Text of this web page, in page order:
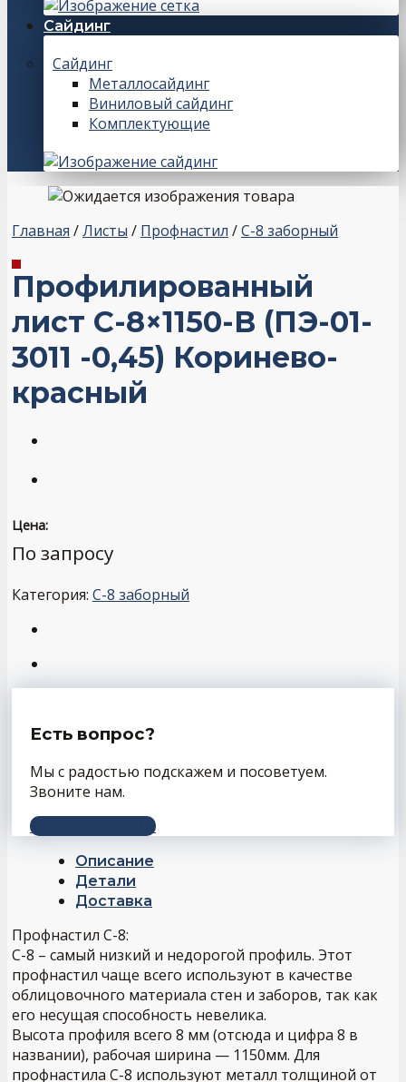
Сайдинг
Сайдинг
Металлосайдинг
Виниловый сайдинг
Комплектующие
Главная /Листы / Профнастил /С-8 заборный
Профилированный
лист С-8×1150-B (ПЭ-01-
3011 -0,45) Коринево-
красный
Цена:
По запросу
Категория: С-8 заборный
Есть вопрос?
Мы с радостью подскажем и посоветуем.
Звоните нам.
+7 (343) 243-56-66
Описание
Детали
Доставка
Профнастил С-8:
С-8 – самый низкий и недорогой профиль. Этот
профнастил чаще всего используют в качестве
облицовочного материала стен и заборов, так как
его несущая способность невелика.
Высота профиля всего 8 мм (отсюда и цифра 8 в
названии), рабочая ширина — 1150мм. Для
профнастила С-8 используют металл толщиной от